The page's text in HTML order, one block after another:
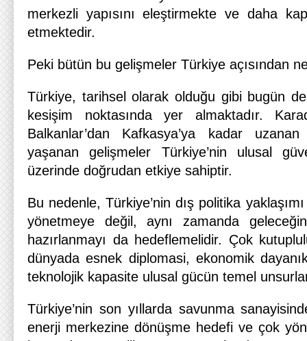
merkezli yapısını eleştirmekte ve daha
etmektedir.
Peki bütün bu gelişmeler Türkiye açısından
Türkiye, tarihsel olarak olduğu gibi bugün
kesişim noktasında yer almaktadır.
Balkanlar’dan Kafkasya’ya kadar
yaşanan gelişmeler Türkiye’nin ulusal
üzerinde doğrudan etkiye sahiptir.
Bu nedenle, Türkiye’nin dış politika
yönetmeye değil, aynı zamanda
hazırlanmayı da hedeflemelidir. Çok
dünyada esnek diplomasi, ekonomik
teknolojik kapasite ulusal gücün temel
Türkiye’nin son yıllarda savunma
enerji merkezine dönüşme hedefi ve çok